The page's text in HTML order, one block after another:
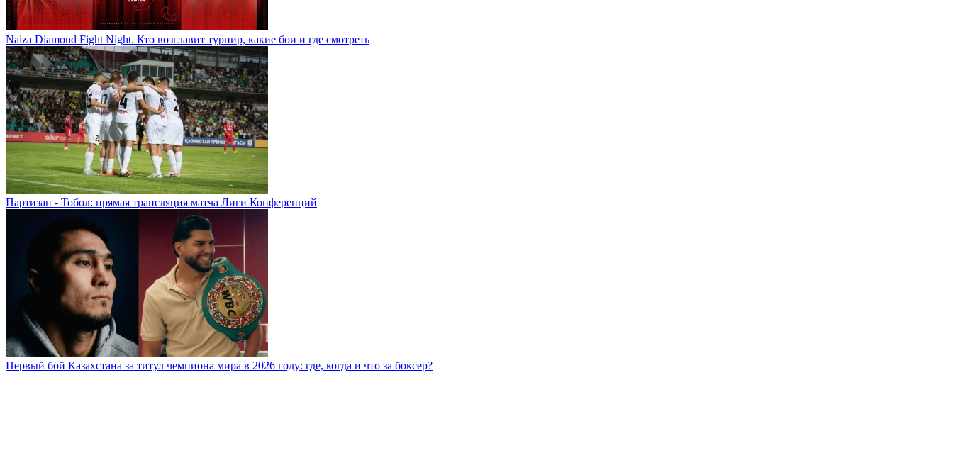
Naiza Diamond Fight Night. Кто возглавит турнир, какие бои и где смотреть
Партизан - Тобол: прямая трансляция матча Лиги Конференций
Первый бой Казахстана за титул чемпиона мира в 2026 году: где, когда и что за боксер?